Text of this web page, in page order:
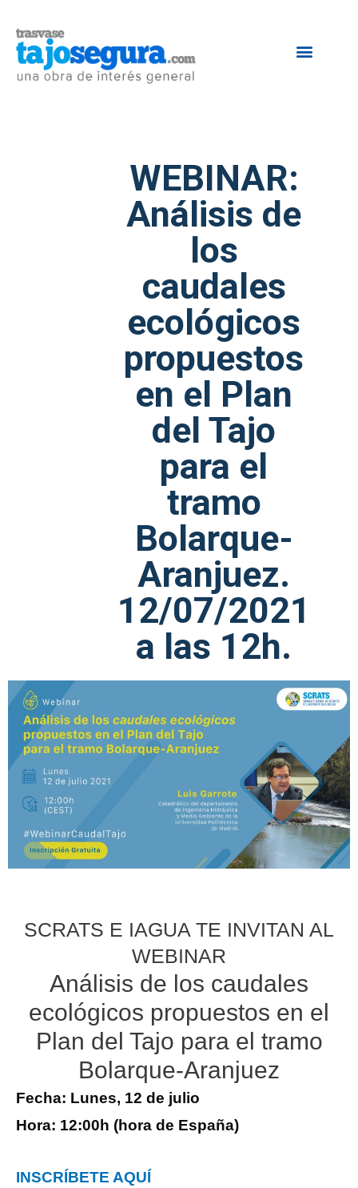
WEBINAR:
Análisis de
los
caudales
ecológicos
propuestos
en el Plan
del Tajo
para el
tramo
Bolarque-
Aranjuez.
12/07/2021
a las 12h.
SCRATS E IAGUA TE INVITAN AL
WEBINAR
Análisis de los caudales
ecológicos propuestos en el
Plan del Tajo para el tramo
Bolarque-Aranjuez
Fecha: Lunes, 12 de julio
Hora: 12:00h (hora de España)
INSCRÍBETE AQUÍ